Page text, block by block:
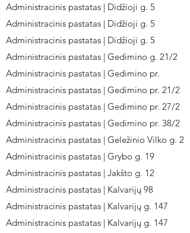
Administracinis pastatas | Didžioji g. 5
Administracinis pastatas | Didžioji g. 5
Administracinis pastatas | Didžioji g. 5
Administracinis pastatas | Gedimino g. 21/2
Administracinis pastatas | Gedimino pr.
Administracinis pastatas | Gedimino pr. 21/2
Administracinis pastatas | Gedimino pr. 27/2
Administracinis pastatas | Gedimino pr. 38/2
Administracinis pastatas | Geležinio Vilko g. 2
Administracinis pastatas | Grybo g. 19
Administracinis pastatas | Jakšto g. 12
Administracinis pastatas | Kalvarijų 98
Administracinis pastatas | Kalvarijų g. 147
Administracinis pastatas | Kalvarijų g. 147